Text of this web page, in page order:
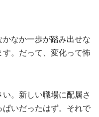
かなか一歩が踏み出せな
。だって、変化って怖
。新しい職場に配属さ
いだったはず。それで